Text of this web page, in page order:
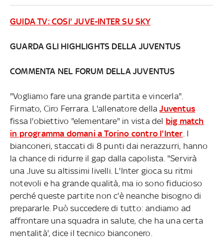
GUIDA TV: COSI' JUVE-INTER SU SKY
GUARDA GLI HIGHLIGHTS DELLA JUVENTUS
COMMENTA NEL FORUM DELLA JUVENTUS
"Vogliamo fare una grande partita e vincerla".
Firmato, Ciro Ferrara. L'allenatore dellaJuventus
fissa l'obiettivo "elementare" in vista del big match
in programma domani a Torino contro l'Inter . I
bianconeri, staccati di 8 punti dai nerazzurri, hanno
la chance di ridurre il gap dalla capolista. "Servirà
una Juve su altissimi livelli. L'Inter gioca su ritmi
notevoli e ha grande qualità, ma io sono fiducioso
perché queste partite non c'è neanche bisogno di
prepararle. Può succedere di tutto: andiamo ad
affrontare una squadra in salute, che ha una certa
mentalità', dice il tecnico bianconero.